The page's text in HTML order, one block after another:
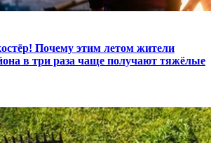
Почему этим летом жители
в три раза чаще получают тяжёлые